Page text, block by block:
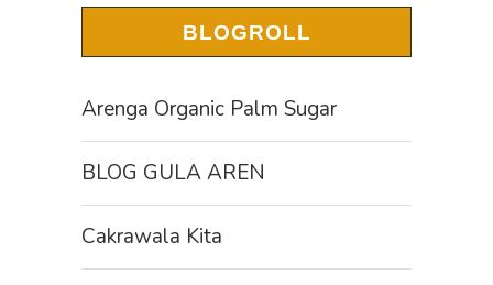
BLOGROLL
Arenga Organic Palm Sugar
BLOG GULA AREN
Cakrawala Kita